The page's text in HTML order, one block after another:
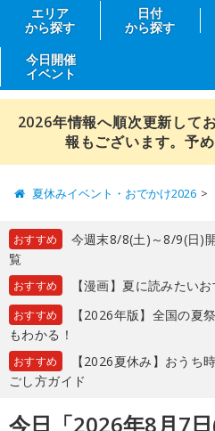
エリア
から探す
日付
から探す
今日開催
イベント
2026年情報へ順次更新して
報もございます。予
夏休みイベント・おでかけ2026
おすすめ
今週末8/8(土)～8/9(日)
覧
おすすめ 【漫画】夏に読みたい
おすすめ
【2026年版】全国の夏
もわかる！
おすすめ
【2026夏休み】おうち
ごし方ガイド
今日「2026年8月7